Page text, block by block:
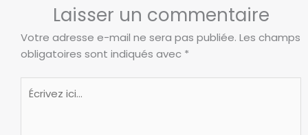
Laisser un commentaire
Votre adresse e-mail ne sera pas publiée. Les champs
obligatoires sont indiqués avec *
Écrivez
ici…